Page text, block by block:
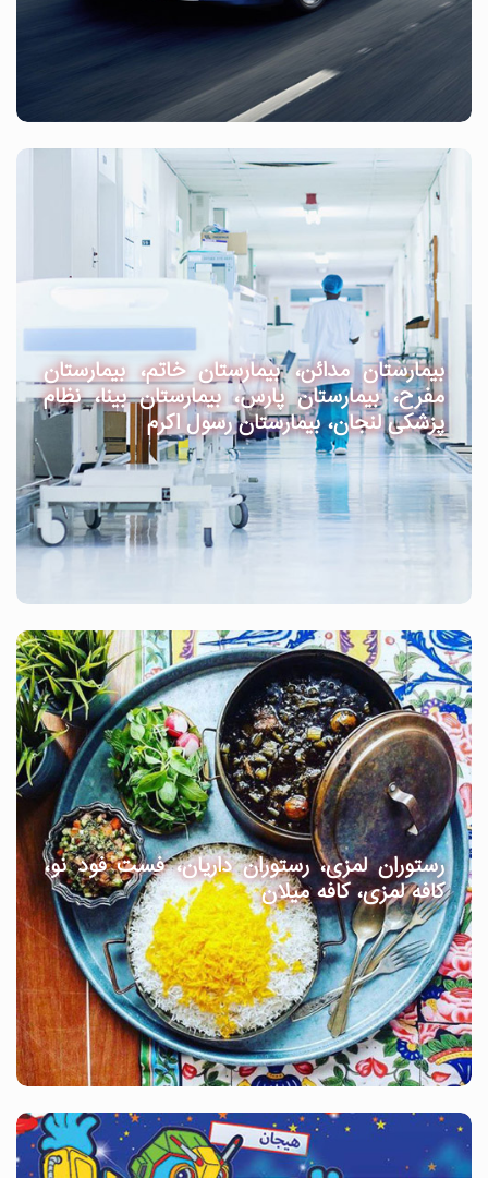
بیمارستان مدائن، بیمارستان خاتم، بیمارستان
مفرح، بیمارستان پارس، بیمارستان بینا، نظام
پزشکی لنجان، بیمارستان رسول اکرم
رستوران لمزی، رستوران داریان، فست فود نو،
کافه لمزی، کافه میلان